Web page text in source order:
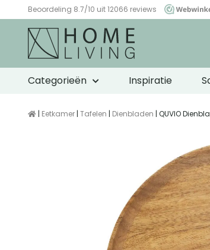
Beoordeling 8.7/10 uit 12066 reviews
WebwinkelKeur
Categorieën Inspiratie
| Eetkamer | Tafelen | Dienbladen | QUVIO